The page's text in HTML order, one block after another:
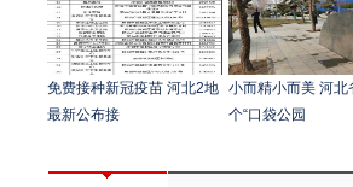
免费接种新冠疫苗 河北2地
最新公布接
小而精小而美 河北
个“口袋公园